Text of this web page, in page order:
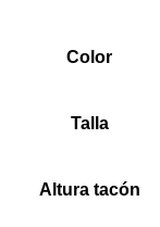
Color
Talla
Altura tacón